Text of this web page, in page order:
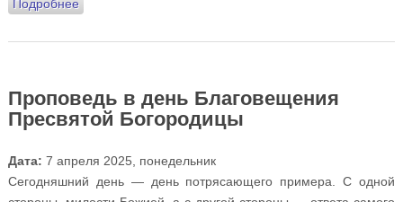
Подробнеео Проповедь в Неделю святого апостола Фомы
Проповедь в день Благовещения
Пресвятой Богородицы
Дата: 7 апреля 2025, понедельник
Сегодняшний день — день потрясающего примера. С одной